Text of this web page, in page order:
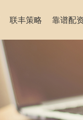
联丰策略 靠谱配